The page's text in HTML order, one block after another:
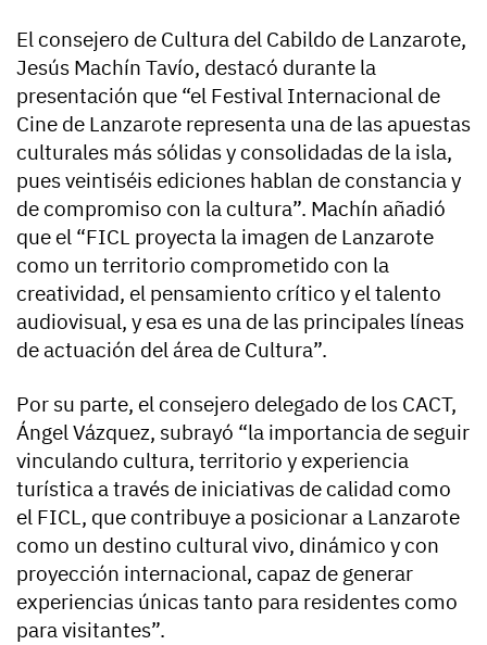
El consejero de Cultura del Cabildo de Lanzarote,
Jesús Machín Tavío, destacó durante la
presentación que “el Festival Internacional de
Cine de Lanzarote representa una de las apuestas
culturales más sólidas y consolidadas de la isla,
pues veintiséis ediciones hablan de constancia y
de compromiso con la cultura”. Machín añadió
que el “FICL proyecta la imagen de Lanzarote
como un territorio comprometido con la
creatividad, el pensamiento crítico y el talento
audiovisual, y esa es una de las principales líneas
de actuación del área de Cultura”.
Por su parte, el consejero delegado de los CACT,
Ángel Vázquez, subrayó “la importancia de seguir
vinculando cultura, territorio y experiencia
turística a través de iniciativas de calidad como
el FICL, que contribuye a posicionar a Lanzarote
como un destino cultural vivo, dinámico y con
proyección internacional, capaz de generar
experiencias únicas tanto para residentes como
para visitantes”.